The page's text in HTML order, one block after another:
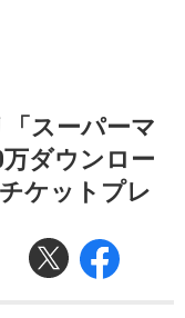
スーパーマ
万ダウンロー
ケットプレ